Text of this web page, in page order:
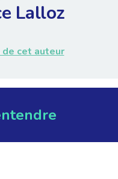
Lalloz
cet auteur